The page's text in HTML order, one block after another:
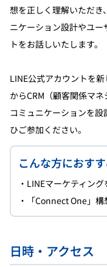
想を正しく理解いただき
ニケーション設計やユ
トをお話しいたします。
LINE公式アカウントを
からCRM（顧客関係マ
コミュニケーションを
ひご参加ください。
こんな方におす
・LINEマーケティン
・「Connect One」
日時・アクセス